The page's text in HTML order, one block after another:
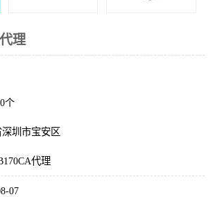
理
个
深圳市宝安区
代理
07